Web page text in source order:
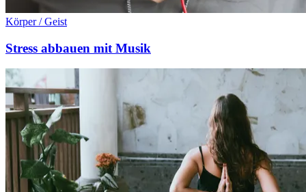
Körper / Geist
Stress abbauen mit Musik